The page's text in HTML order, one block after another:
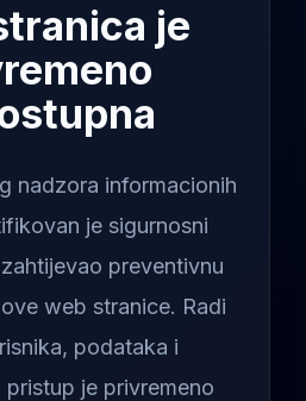
je
nadzora informacionih
je sigurnosni
preventivnu
web stranice. Radi
podataka i
je privremeno